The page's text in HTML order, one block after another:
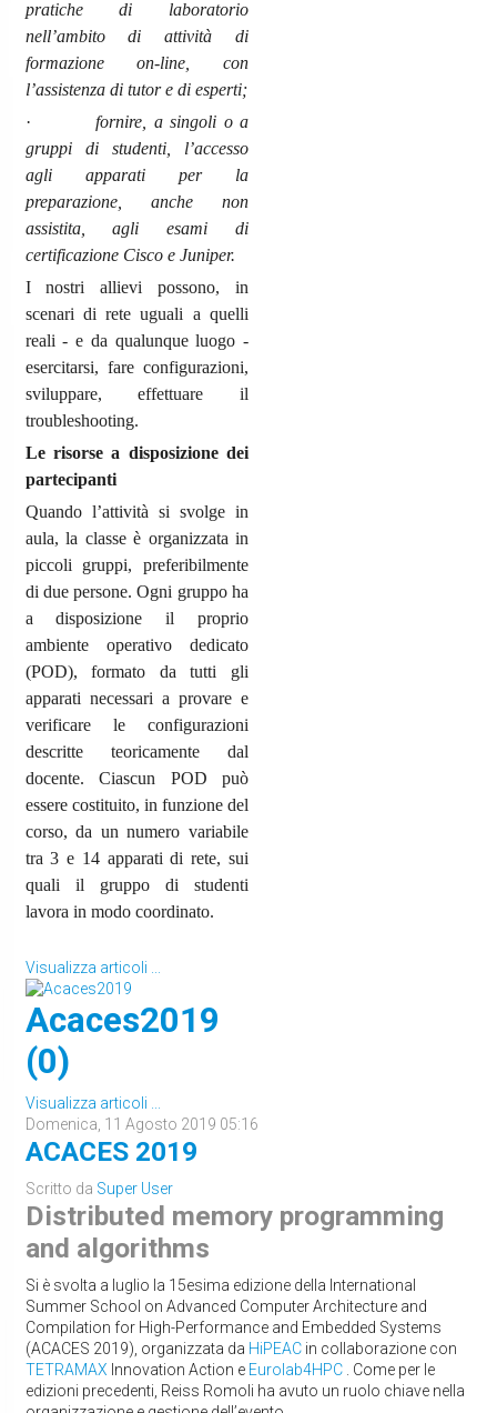
pratiche di laboratorio
nell’ambito di attività di
formazione on-line, con
l’assistenza di tutor e di esperti;
· fornire, a singoli o a
gruppi di studenti, l’accesso
agli apparati per la
preparazione, anche non
assistita, agli esami di
certificazione Cisco e Juniper.
I nostri allievi possono, in
scenari di rete uguali a quelli
reali - e da qualunque luogo -
esercitarsi, fare configurazioni,
sviluppare, effettuare il
troubleshooting.
Le risorse a disposizione dei
partecipanti
Quando l’attività si svolge in
aula, la classe è organizzata in
piccoli gruppi, preferibilmente
di due persone. Ogni gruppo ha
a disposizione il proprio
ambiente operativo dedicato
(POD), formato da tutti gli
apparati necessari a provare e
verificare le configurazioni
descritte teoricamente dal
docente. Ciascun POD può
essere costituito, in funzione del
corso, da un numero variabile
tra 3 e 14 apparati di rete, sui
quali il gruppo di studenti
lavora in modo coordinato.
Visualizza articoli ...
Acaces2019
(0)
Visualizza articoli ...
Domenica, 11 Agosto 2019 05:16
ACACES 2019
Scritto da Super User
Distributed memory programming
and algorithms
Si è svolta a luglio la 15esima edizione della International
Summer School on Advanced Computer Architecture and
Compilation for High-Performance and Embedded Systems
(ACACES 2019), organizzata da HiPEACin collaborazione con
TETRAMAX Innovation Action e Eurolab4HPC. Come per le
edizioni precedenti, Reiss Romoli ha avuto un ruolo chiave nella